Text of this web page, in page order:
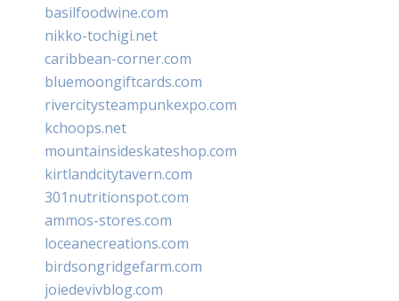
basilfoodwine.com
nikko-tochigi.net
caribbean-corner.com
bluemoongiftcards.com
rivercitysteampunkexpo.com
kchoops.net
mountainsideskateshop.com
kirtlandcitytavern.com
301nutritionspot.com
ammos-stores.com
loceanecreations.com
birdsongridgefarm.com
joiedevivblog.com